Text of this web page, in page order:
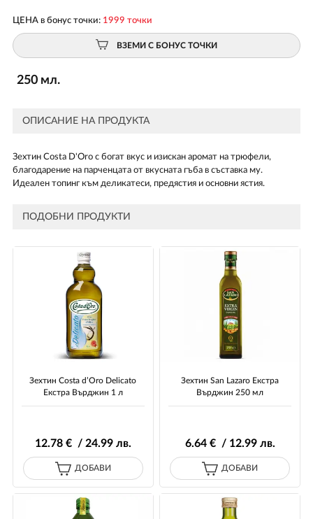
ЦЕНА в бонус точки: 1999 точки
ВЗЕМИ С БОНУС ТОЧКИ
250 мл.
ОПИСАНИЕ НА ПРОДУКТА
Зехтин Costa D'Oro с богат вкус и изискан аромат на трюфели,
благодарение на парченцата от вкусната гъба в съставка му.
Идеален топинг към деликатеси, предястия и основни ястия.
ПОДОБНИ ПРОДУКТИ
Зехтин Costa d’Oro Delicato
Екстра Върджин 1 л
12.78€ / 24.99лв.
ДОБАВИ
Зехтин San Lazaro Екстра
Върджин 250 мл
6.64€ / 12.99лв.
ДОБАВИ